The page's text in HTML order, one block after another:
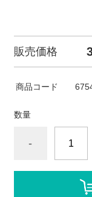
販売価格
商品コード
数量
-